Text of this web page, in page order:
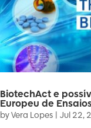
BiotechAct e
Europeu de
byVera Lopes Jul 22,